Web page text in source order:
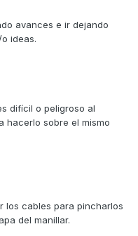
avances e ir dejando
ideas.
difícil o peligroso al
hacerlo sobre el mismo
los cables para pincharlos
del manillar.